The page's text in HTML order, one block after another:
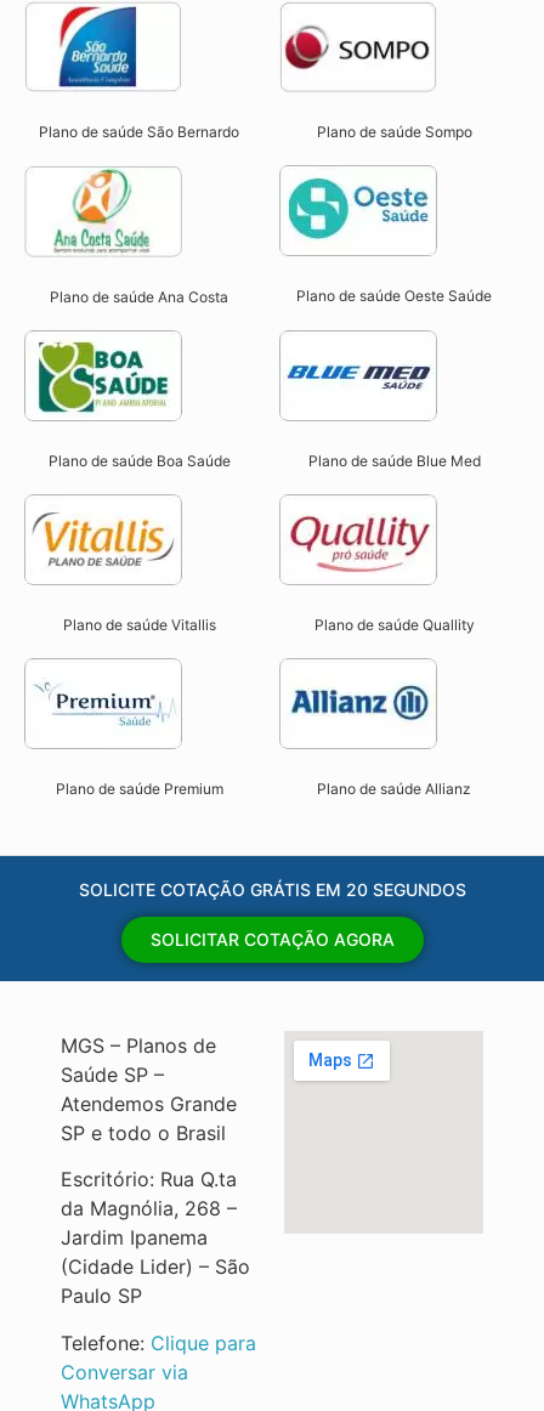
Plano de saúde São Bernardo Plano de saúde Sompo
Plano de saúde Ana Costa Plano de saúde Oeste Saúde
Plano de saúde Boa Saúde Plano de saúde Blue Med
Plano de saúde Vitallis Plano de saúde Quallity
Plano de saúde Premium Plano de saúde Allianz
SOLICITE COTAÇÃO GRÁTIS EM 20 SEGUNDOS
SOLICITAR COTAÇÃO AGORA
MGS – Planos de
Saúde SP –
Atendemos Grande
SP e todo o Brasil
Escritório: Rua Q.ta
da Magnólia, 268 –
Jardim Ipanema
(Cidade Lider) – São
Paulo SP
Telefone: Clique para
Conversar via
WhatsApp